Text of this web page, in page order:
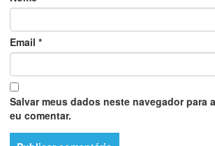
Email *
Salvar meus dados neste navegador para
eu comentar.